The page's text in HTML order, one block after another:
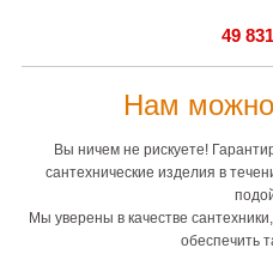
49
Нам
Вы ничем не рискуете!
сантехнические изделия в
Мы уверены в качестве
обеспечить